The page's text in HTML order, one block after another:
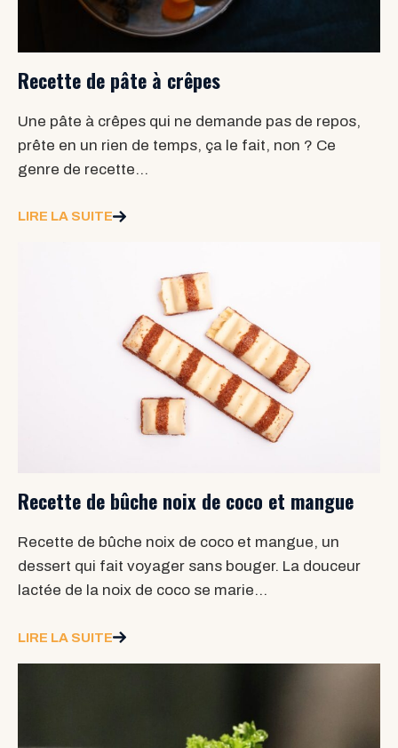
Recette de pâte à crêpes
Une pâte à crêpes qui ne demande pas de repos,
prête en un rien de temps, ça le fait, non ? Ce
genre de recette…
LIRE LA SUITE
Recette de bûche noix de coco et mangue
Recette de bûche noix de coco et mangue, un
dessert qui fait voyager sans bouger. La douceur
lactée de la noix de coco se marie…
LIRE LA SUITE